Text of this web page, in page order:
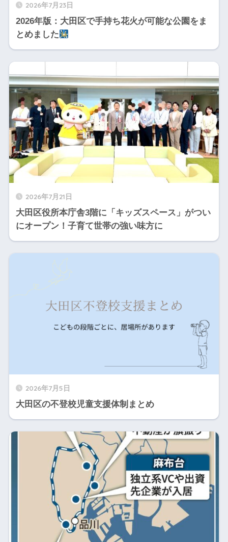
2026年7月23日
2026年版：大田区で手持ち花火が可能な公園をま
とめました
2026年7月21日
大田区役所本庁舎3階に「キッズスペース」がつい
にオープン！子育て世帯の強い味方に
2026年7月5日
大田区の不登校児童支援体制まとめ